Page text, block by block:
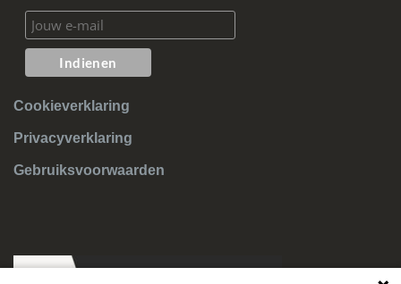
Cookieverklaring
Privacyverklaring
Gebruiksvoorwaarden